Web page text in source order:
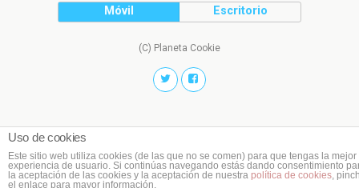
Móvil Escritorio
(C) Planeta Cookie
Uso de cookies
Este sitio web utiliza cookies (de las que no se comen) para que tengas la mejor
experiencia de usuario. Si continúas navegando estás dando consentimiento
la aceptación de las cookies y la aceptación de nuestra política de cookies,
el enlace para mayor información.